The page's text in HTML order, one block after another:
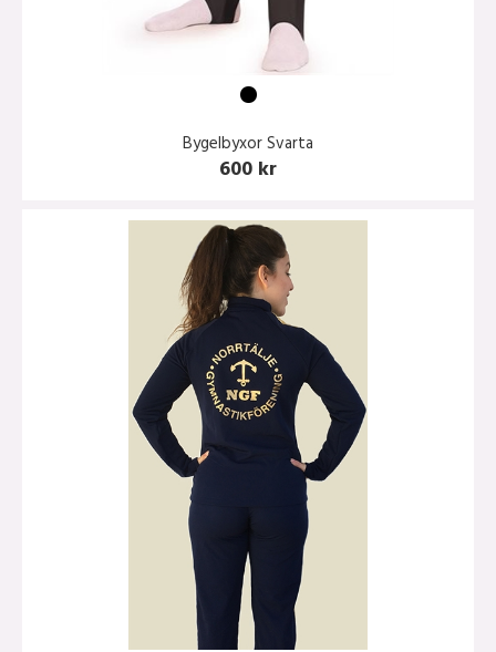
Bygelbyxor Svarta
600 kr